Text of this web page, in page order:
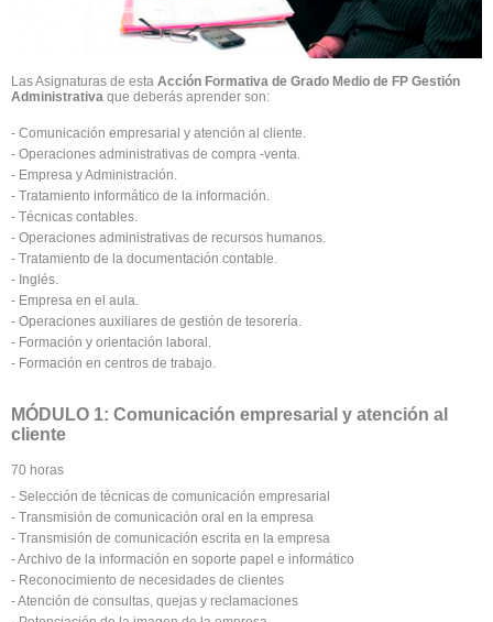
Las Asignaturas de esta Acción Formativa de Grado Medio de FP Gestión
Administrativa que deberás aprender son:
- Comunicación empresarial y atención al cliente.
- Operaciones administrativas de compra -venta.
- Empresa y Administración.
- Tratamiento informático de la información.
- Técnicas contables.
- Operaciones administrativas de recursos humanos.
- Tratamiento de la documentación contable.
- Inglés.
- Empresa en el aula.
- Operaciones auxiliares de gestión de tesorería.
- Formación y orientación laboral.
- Formación en centros de trabajo.
MÓDULO 1: Comunicación empresarial y atención al
cliente
70 horas
- Selección de técnicas de comunicación empresarial
- Transmisión de comunicación oral en la empresa
- Transmisión de comunicación escrita en la empresa
- Archivo de la información en soporte papel e informático
- Reconocimiento de necesidades de clientes
- Atención de consultas, quejas y reclamaciones